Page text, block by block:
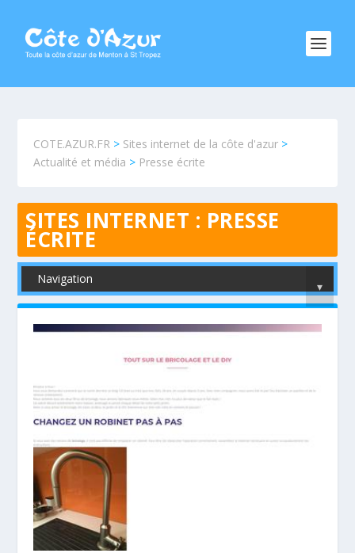
COTE.AZUR.FR > Sites internet de la côte d'azur >
Actualité et média > Presse écrite
SITES INTERNET : PRESSE
ÉCRITE
Navigation
▾